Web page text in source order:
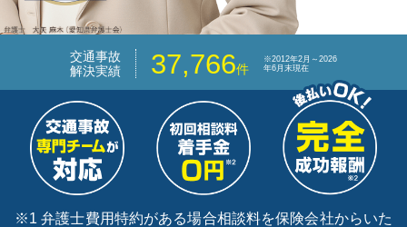
交通事故
解決実績
37,766件
※2012年2月～2026
年6月末現在
※1 弁護士費用特約がある場合相談料を保険会社からいた